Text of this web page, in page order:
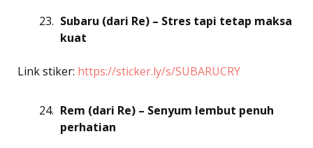
Subaru (dari Re) – Stres tapi tetap maksa
kuat
Link stiker: https://sticker.ly/s/SUBARUCRY
Rem (dari Re) – Senyum lembut penuh
perhatian